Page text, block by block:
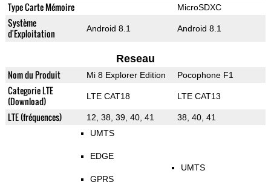
Type Carte Mémoire MicroSDXC
Système
d'Exploitation
Android 8.1 Android 8.1
Reseau
Nom du Produit Mi 8 Explorer Edition Pocophone F1
Categorie LTE
(Download)
LTE CAT18 LTE CAT13
LTE (fréquences) 12, 38, 39, 40, 41 38, 40, 41
UMTS
EDGE
GPRS
UMTS